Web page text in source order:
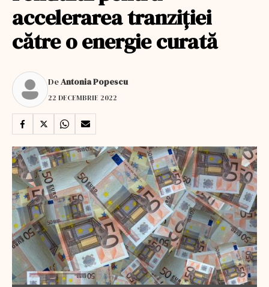
accelerarea tranziţiei
către o energie curată
DeAntonia Popescu
22 DECEMBRIE 2022